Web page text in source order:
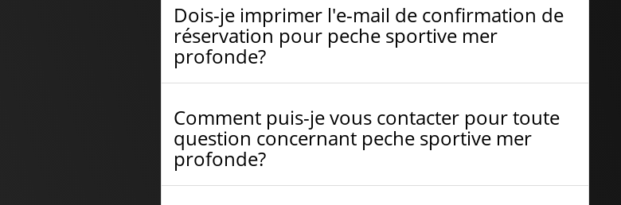
Dois-je imprimer l'e-mail de confirmation de
réservation pour peche sportive mer
profonde?
Comment puis-je vous contacter pour toute
question concernant peche sportive mer
profonde?